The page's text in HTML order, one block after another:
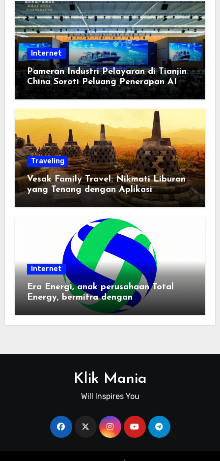
Internet
Pameran Industri Pelayaran di Tianjin
China Soroti Peluang Penerapan AI
Traveling
Vesak Family Travel: Nikmati Liburan
yang Tenang dengan Aplikasi
Pemindai PDF
Internet
Era Energi, anak perusahaan Total
Energy, bermitra dengan
Zhuochuangtong untuk mempercepat
Klik Mania
Will Inspires You